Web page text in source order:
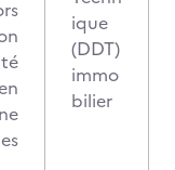
ique
(DDT)
immo
bilier